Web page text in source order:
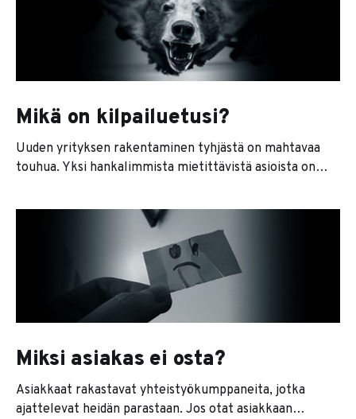
pari turhautumisen kyyneltä. Ei mitenkään yllättäen,
kokemuksemme olivat yhteneväisiä. Yrittäjänä saat
yleensä kolmenlaisia yhteydenottoja: 1. Joku haluaa
Mikä on kilpailuetusi?
Uuden yrityksen rakentaminen tyhjästä on mahtavaa
touhua. Yksi hankalimmista mietittävistä asioista on
tilanteessa haluat rakentaa yrityksestäsi monopolin.
Voit toki kertoa julkisissa juhlapuheissa ihan mitä haluat
vapaan kilpailun ihanuudesta, mutta monopoli on se,
mihin sinun täytyy yrityksenä pyrkiä. Monopoli ei
välttämättä tarkoita isoa yritystä tai lakisääteistä
Miksi asiakas ei osta?
Asiakkaat rakastavat yhteistyökumppaneita, jotka
ajattelevat heidän parastaan. Jos otat asiakkaan